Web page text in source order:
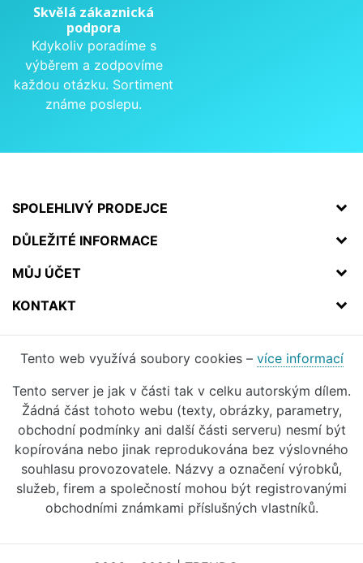
Skvělá zákaznická
podpora
Kdykoliv poradíme s
výběrem a zodpovíme
každou otázku. Sortiment
známe poslepu.
SPOLEHLIVÝ PRODEJCE
DŮLEŽITÉ INFORMACE
MŮJ ÚČET
KONTAKT
Tento web využívá soubory cookies – více informací
Tento server je jak v části tak v celku autorským dílem.
Žádná část tohoto webu (texty, obrázky, parametry,
obchodní podmínky ani další části serveru) nesmí být
kopírována nebo jinak reprodukována bez výslovného
souhlasu provozovatele. Názvy a označení výrobků,
služeb, firem a společností mohou být registrovanými
obchodními známkami příslušných vlastníků.